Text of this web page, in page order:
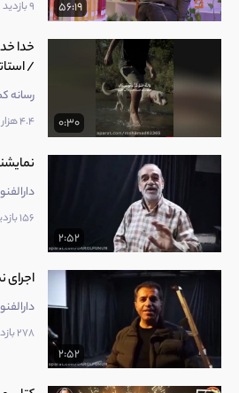
56:19 9 بازدید
0:30
خدا
/
رسانه
4.4 هزار بازدید
2:52
156 بازدید
2:52
اجرای
278 بازدید